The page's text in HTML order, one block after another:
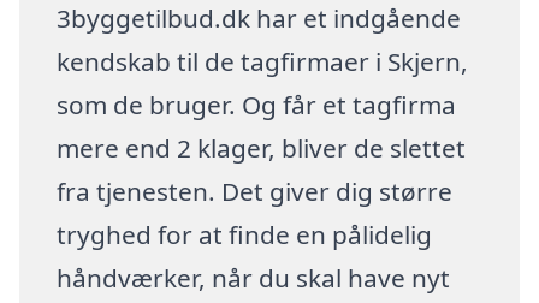
3byggetilbud.dk har et indgående
kendskab til de tagfirmaer i Skjern,
som de bruger. Og får et tagfirma
mere end 2 klager, bliver de slettet
fra tjenesten. Det giver dig større
tryghed for at finde en pålidelig
håndværker, når du skal have nyt